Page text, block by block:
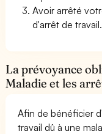
Avoir arrêté
d'arrêt de travail.
La prévoyance
Maladie et les
Afin de bénéficier
travail dû à une